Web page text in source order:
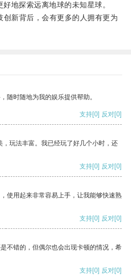
地探索远离地球的未知星球。
新背后，会有更多的人拥有更为
随时随地为我的娱乐提供帮助。
支持[0] 反对[0]
玩法丰富。我已经玩了好几个小时，还
支持[0] 反对[0]
使用起来非常容易上手，让我能够快速熟
支持[0] 反对[0]
不错的，但偶尔也会出现卡顿的情况，希
支持[0] 反对[0]